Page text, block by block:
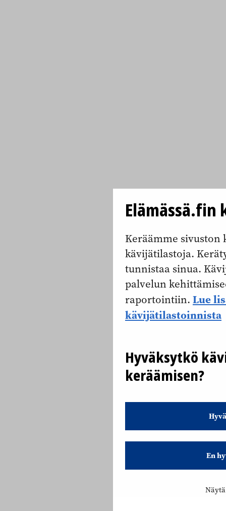
Keräämme sivuston
kävijätilastoja.
tunnistaa sinua.
palvelun
raportointiin. Lue
kävijätilastoinnista
Hyväksytkö
keräämisen?
En